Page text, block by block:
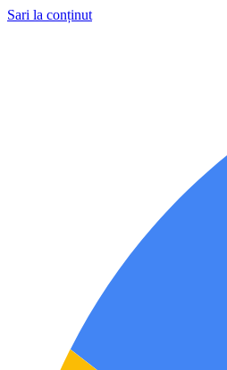
Sari la conținut